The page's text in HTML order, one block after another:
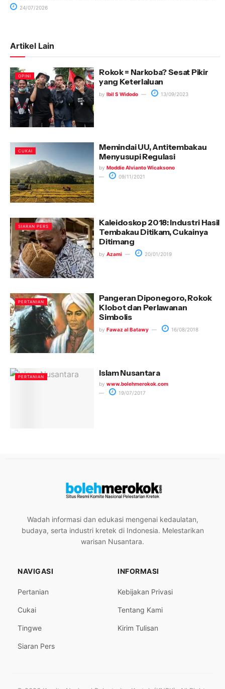
24/07/2026
Artikel Lain
OPINI
Rokok = Narkoba? Sesat Pikir
yang Keterlaluan
by Ibil S Widodo 13/09/2023
CUKAI
Memindai UU, Antitembakau
Menyusupi Regulasi
by Moddie Alvianto Wicaksono
09/11/2021
SIARAN PERS
Kaleidoskop 2018: Industri Hasil
Tembakau Ditikam, Cukainya
Ditimang
by Azami 20/01/2019
PERTANIAN
Pangeran Diponegoro, Rokok
Klobot dan Perlawanan
Simbolis
by Fawaz al Batawy 16/08/2018
PERTANIAN Islam Nusantara
by www.bolehmerokok.com
19/07/2017
Wadah informasi dan edukasi mengenai kedaulatan,
budaya, serta industri kretek di Indonesia. Melestarikan
warisan Nusantara.
NAVIGASI
Pertanian
Cukai
Tingwe
Siaran Pers
INFORMASI
Kebijakan Privasi
Tentang Kami
Kirim Tulisan